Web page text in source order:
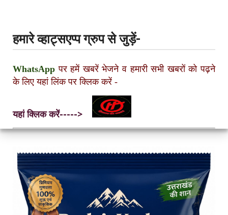
हमारे व्हाट्सएप्प ग्रुप से जुड़ें-
WhatsApp पर हमें खबरें भेजने व हमारी सभी खबरों को पढ़ने
के लिए यहां लिंक पर क्लिक करें -
यहां क्लिक करें----->